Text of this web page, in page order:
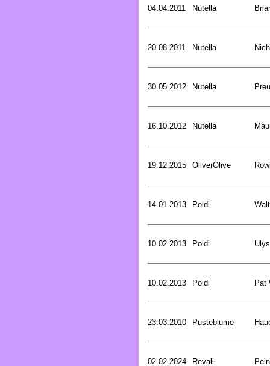
04.04.2011 Nutella
20.08.2011 Nutella
30.05.2012 Nutella
16.10.2012 Nutella
19.12.2015 OliverOlive
14.01.2013 Poldi
10.02.2013 Poldi
10.02.2013 Poldi Pat
23.03.2010 Pusteblume
02.02.2024 Revali